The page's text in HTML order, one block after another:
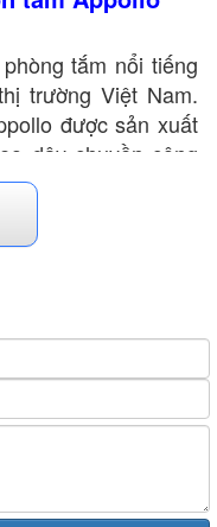
tắm nổi tiếng
trường Việt Nam.
được sản xuất
dây chuyền công
trình kiểm định
đảm bảo an toàn
điều này đã đem
Appollo